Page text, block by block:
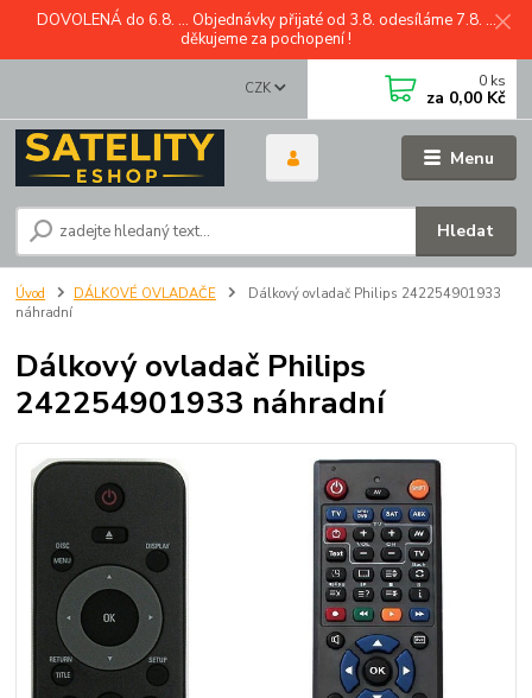
DOVOLENÁ do 6.8. ... Objednávky přijaté od 3.8. odesíláme 7.8. ...
děkujeme za pochopení !
Menu
CZK
Hledat
0 ks
za 0,00 Kč
Úvod DÁLKOVÉ OVLADAČE
Dálkový ovladač Philips 242254901933
náhradní
Dálkový ovladač Philips
242254901933 náhradní